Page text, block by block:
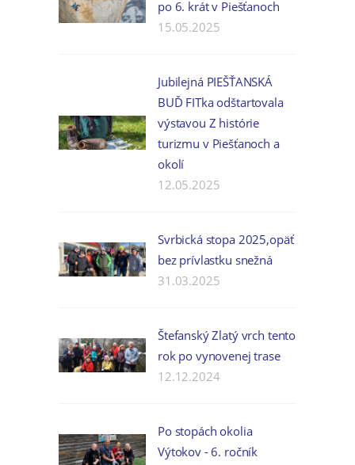
po 6. krát v Piešťanoch
15.05.2025
Jubilejná PIEŠŤANSKÁ
BUĎ FITka odštartovala
výstavou Z histórie
turizmu v Piešťanoch a
okolí
12.05.2025
Svrbická stopa 2025,opäť
bez prívlastku snežná
31.03.2025
Štefanský Zlatý vrch tento
rok po vynovenej trase
12.12.2024
Po stopách okolia
Výtokov - 6. ročník